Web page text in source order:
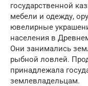
государственной
мебели и одежду,
ювелирные
населения в
Они занимались
рыбной ловлей.
принадлежала
землевладельцам.